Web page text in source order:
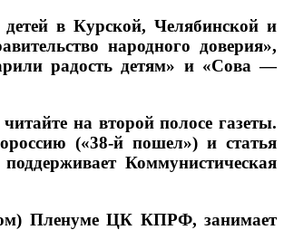
в Курской, Челябинской и
народного доверия»,
радость детям» и «Сова —
на второй полосе газеты.
(«38-й пошел») и статья
Коммунистическая
Пленуме ЦК КПРФ, занимает